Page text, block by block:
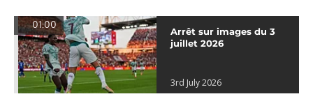
01:00
Arrêt sur images du 3
juillet 2026
3rd July 2026